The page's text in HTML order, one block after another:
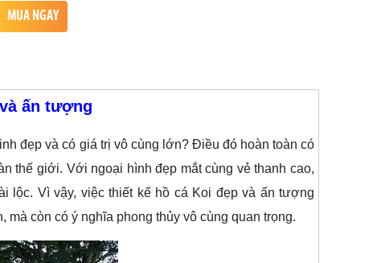
MUA NGAY
ấn tượng
đẹp và có giá trị vô cùng lớn? Điều đó hoàn toàn có
thế giới. Với ngoại hình đẹp mắt cùng vẻ thanh cao,
lộc. Vì vậy, việc thiết kế hồ cá Koi đẹp và ấn tượng
mà còn có ý nghĩa phong thủy vô cùng quan trọng.